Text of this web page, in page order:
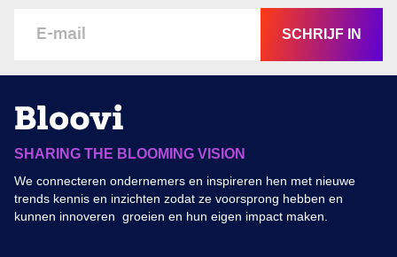
SCHRIJF IN
SHARING THE BLOOMING VISION
We connecteren ondernemers en inspireren hen met nieuwe
trends kennis en inzichten zodat ze voorsprong hebben en
kunnen innoveren groeien en hun eigen impact maken.